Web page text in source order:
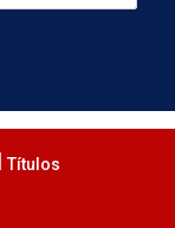
Títulos